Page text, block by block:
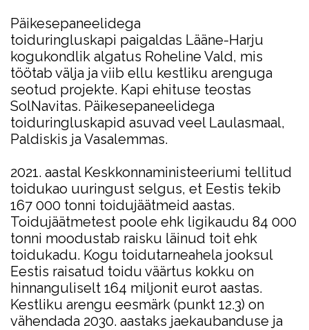
Päikesepaneelidega
toiduringluskapi paigaldas Lääne-Harju
kogukondlik algatus Roheline Vald, mis
töötab välja ja viib ellu kestliku arenguga
seotud projekte. Kapi ehituse teostas
SolNavitas. Päikesepaneelidega
toiduringluskapid asuvad veel Laulasmaal,
Paldiskis ja Vasalemmas.
2021. aastal Keskkonnaministeeriumi tellitud
toidukao uuringust selgus, et Eestis tekib
167 000 tonni toidujäätmeid aastas.
Toidujäätmetest poole ehk ligikaudu 84 000
tonni moodustab raisku läinud toit ehk
toidukadu. Kogu toidutarneahela jooksul
Eestis raisatud toidu väärtus kokku on
hinnanguliselt 164 miljonit eurot aastas.
Kestliku arengu eesmärk (punkt 12.3) on
vähendada 2030. aastaks jaekaubanduse ja